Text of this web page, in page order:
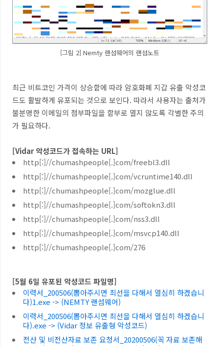
[그림 2] Nemty 랜섬웨어의 랜섬노트
최근 비트코인 가격이 상승함에 따라 암호화폐 지갑 유출 악성코
드도 활발하게 유포되는 것으로 보인다. 따라서 사용자는 출처가
불분명한 이메일의 첨부파일을 함부로 열지 않도록 각별한 주의
가 필요하다.
[Vidar 악성코드가 접속하는 URL]
http[:]//chumashpeople[.]com/freebl3.dll
http[:]//chumashpeople[.]com/vcruntime140.dll
http[:]//chumashpeople[.]com/mozglue.dll
http[:]//chumashpeople[.]com/softokn3.dll
http[:]//chumashpeople[.]com/nss3.dll
http[:]//chumashpeople[.]com/msvcp140.dll
http[:]//chumashpeople[.]com/276
[5월 6일 유포된 악성코드 파일명]
이력서_200506(뽑아주시면 최선을 다해서 열심히 하겠습니
다)1.exe -> (NEMTY 랜섬웨어)
이력서_200506(뽑아주시면 최선을 다해서 열심히 하겠습니
다).exe -> (Vidar 정보 유출형 악성코드)
전산 및 비전산자료 보존 요청서_20200506(꼭 자료 보존해